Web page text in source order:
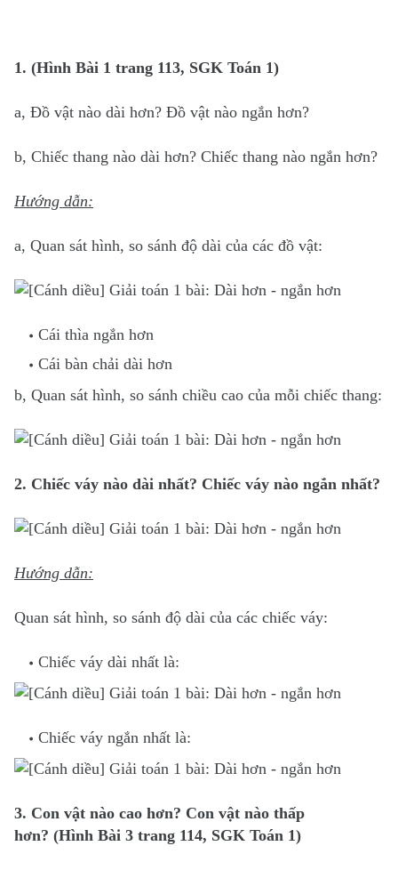
1. (Hình Bài 1 trang 113, SGK Toán 1)
a, Đồ vật nào dài hơn? Đồ vật nào ngắn hơn?
b, Chiếc thang nào dài hơn? Chiếc thang nào ngắn hơn?
Hướng dẫn:
a, Quan sát hình, so sánh độ dài của các đồ vật:
Cái thìa ngắn hơn
Cái bàn chải dài hơn
b, Quan sát hình, so sánh chiều cao của mỗi chiếc thang:
2. Chiếc váy nào dài nhất? Chiếc váy nào ngắn nhất?
Hướng dẫn:
Quan sát hình, so sánh độ dài của các chiếc váy:
Chiếc váy dài nhất là:
Chiếc váy ngắn nhất là:
3. Con vật nào cao hơn? Con vật nào thấp
hơn? (Hình Bài 3 trang 114, SGK Toán 1)